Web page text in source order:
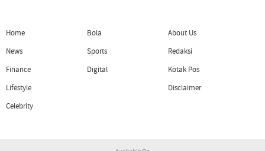
Home
News
Finance
Lifestyle
Celebrity
Bola
Sports
Digital
About Us
Redaksi
Kotak Pos
Disclaimer